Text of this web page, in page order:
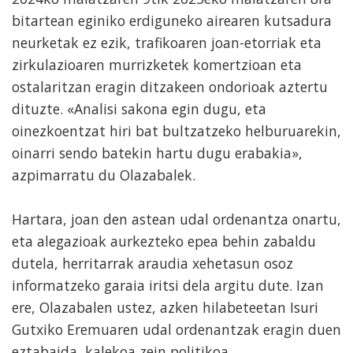
bitartean eginiko erdiguneko airearen kutsadura
neurketak ez ezik, trafikoaren joan-etorriak eta
zirkulazioaren murrizketek komertzioan eta
ostalaritzan eragin ditzakeen ondorioak aztertu
dituzte. «Analisi sakona egin dugu, eta
oinezkoentzat hiri bat bultzatzeko helburuarekin,
oinarri sendo batekin hartu dugu erabakia»,
azpimarratu du Olazabalek.
Hartara, joan den astean udal ordenantza onartu,
eta alegazioak aurkezteko epea behin zabaldu
dutela, herritarrak araudia xehetasun osoz
informatzeko garaia iritsi dela argitu dute. Izan
ere, Olazabalen ustez, azken hilabeteetan Isuri
Gutxiko Eremuaren udal ordenantzak eragin duen